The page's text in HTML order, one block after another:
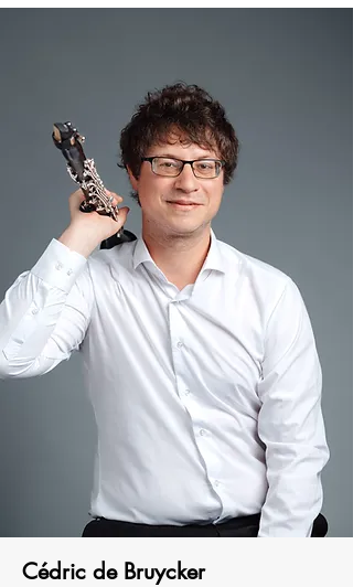
Cédric de Bruycker